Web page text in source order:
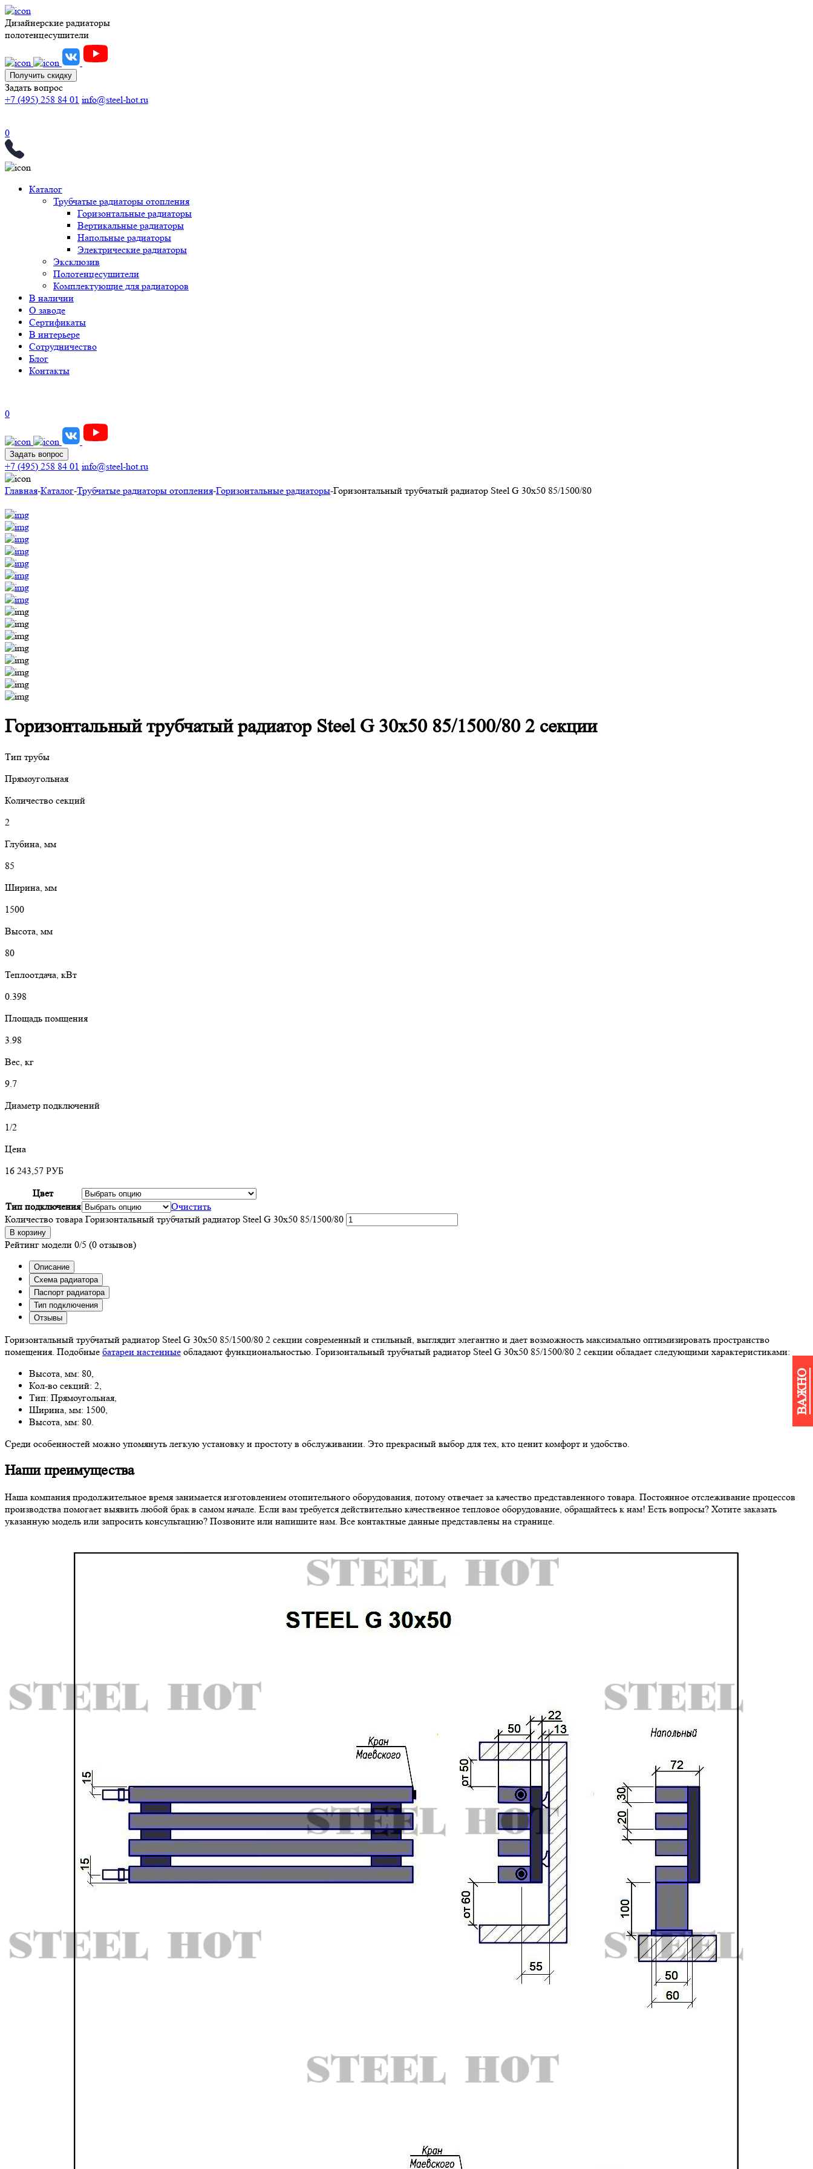
Дизайнерские радиаторы
полотенцесушители
Получить скидку
Задать вопрос
+7 (495) 258 84 01 info@steel-hot.ru
0
Каталог
Трубчатые радиаторы отопления
Горизонтальные радиаторы
Вертикальные радиаторы
Напольные радиаторы
Электрические радиаторы
Эксклюзив
Полотенцесушители
Комплектующие для радиаторов
В наличии
О заводе
Сертификаты
В интерьере
Сотрудничество
Блог
Контакты
0
Задать вопрос
+7 (495) 258 84 01 info@steel-hot.ru
Главная-Каталог-Трубчатые радиаторы отопления-Горизонтальные радиаторы-Горизонтальный трубчатый радиатор Steel G 30х50 85/1500/80
ВАЖНО
Горизонтальный трубчатый радиатор Steel G 30х50 85/1500/80 2 секции
Тип трубы
Прямоугольная
Количество секций
2
Глубина, мм
85
Ширина, мм
1500
Высота, мм
80
Теплоотдача, кВт
0.398
Площадь помщения
3.98
Вес, кг
9.7
Диаметр подключений
1/2
Цена
16 243,57 РУБ
Цвет
Тип подключения
Очистить
Количество товара Горизонтальный трубчатый радиатор Steel G 30х50 85/1500/80
В корзину
Рейтинг модели 0/5 (0 отзывов)
Описание
Схема радиатора
Паспорт радиатора
Тип подключения
Отзывы
Горизонтальный трубчатый радиатор Steel G 30х50 85/1500/80 2 секции современный и стильный, выглядит элегантно и дает возможность максимально оптимизировать пространство
помещения. Подобные батареи настенные обладают функциональностью. Горизонтальный трубчатый радиатор Steel G 30х50 85/1500/80 2 секции обладает следующими характеристиками:
Высота, мм: 80,
Кол-во секций: 2,
Тип: Прямоугольная,
Ширина, мм: 1500,
Высота, мм: 80.
Среди особенностей можно упомянуть легкую установку и простоту в обслуживании. Это прекрасный выбор для тех, кто ценит комфорт и удобство.
Наши преимущества
Наша компания продолжительное время занимается изготовлением отопительного оборудования, потому отвечает за качество представленного товара. Постоянное отслеживание процессов
производства помогает выявить любой брак в самом начале. Если вам требуется действительно качественное тепловое оборудование, обращайтесь к нам! Есть вопросы? Хотите заказать
указанную модель или запросить консультацию? Позвоните или напишите нам. Все контактные данные представлены на странице.